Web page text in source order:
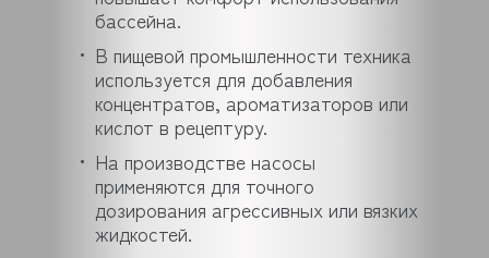
бассейна.
В пищевой промышленности техника
используется для добавления
концентратов, ароматизаторов или
кислот в рецептуру.
На производстве насосы
применяются для точного
дозирования агрессивных или вязких
жидкостей.